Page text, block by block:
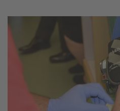
Werbung
Musik